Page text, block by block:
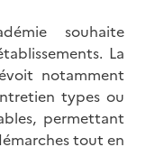
souhaite
La
notamment
types ou
permettant
tout en